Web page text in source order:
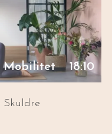
Mobilitet 18:10
Skuldre